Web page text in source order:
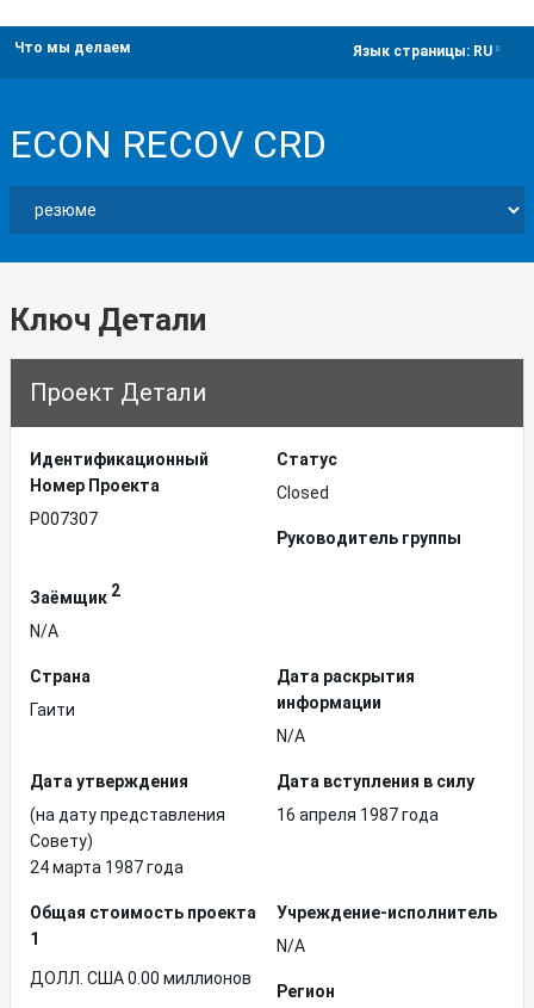
Что мы делаем Язык страницы: RU
ECON RECOV CRD
Ключ Детали
Проект Детали
Идентификационный
Hомер Проекта
P007307
Статус
Closed
Руководитель группы
Заёмщик 2
N/A
Страна
Гаити
Дата раскрытия
информации
N/A
Дата утверждения
(на дату представления
Совету)
24 марта 1987 года
Дата вступления в силу
16 апреля 1987 года
Общая стоимость проекта
1
ДОЛЛ. США 0.00 миллионов
Учреждение-исполнитель
N/A
Регион